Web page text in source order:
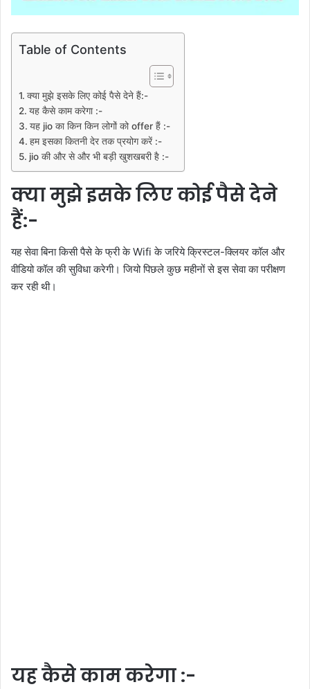
Table of Contents
क्या मुझे इसके लिए कोई पैसे देने हैं:-
यह कैसे काम करेगा :-
यह jio का किन किन लोगों को offer हैं :-
हम इसका कितनी देर तक प्रयोग करें :-
jio की और से और भी बड़ी खुशखबरी है :-
क्या मुझे इसके लिए कोई पैसे देने
हैं:-
यह सेवा बिना किसी पैसे के फ्री के Wifi के जरिये क्रिस्टल-क्लियर कॉल और
वीडियो कॉल की सुविधा करेगी। जियो पिछले कुछ महीनों से इस सेवा का परीक्षण
कर रही थी।
यह कैसे काम करेगा :-